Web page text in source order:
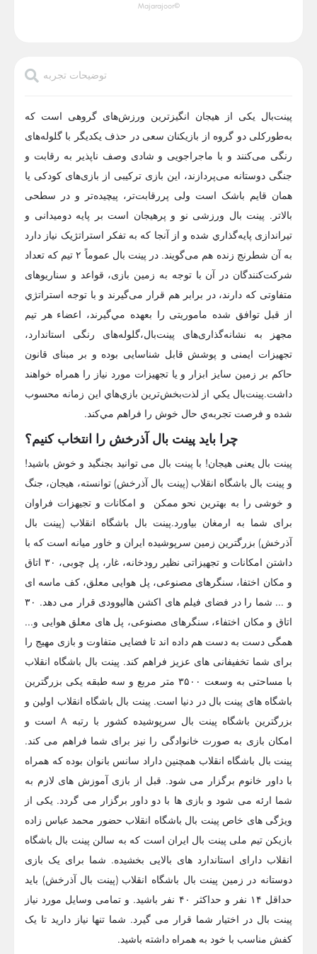
©Majarajoor
توضیحات تجربه
پینت‌بال یکی از هیجان انگیزترین ورزش‌های گروهی است که
به‌طور‌کلی دو گروه از بازیکنان سعی در حذف یکدیگر با گلوله‌های
رنگی می‌کنند و با ماجراجویی و شادی وصف ناپذیر به رقابت و
جنگی دوستانه می‌پردازند، این بازی ترکیبی از بازی‌های کودکی یا
همان قایم باشک است ولی پر‌رقابت‌تر، پیچیده‌تر و در سطحی
بالاتر. پینت بال ورزشی نو و پرهیجان است بر پایه دومیدانی و
تیراندازی پايه‌گذاري شده و از آنجا که به تفکر استراتژیک نیاز دارد
به آن شطرنج زنده هم می‌گویند. در پینت بال عموماً ٢ تیم که تعداد
شرکت‌کنندگان در آن با توجه به زمین بازی، قواعد و سناریو‌های
متفاوتی كه دارند، در برابر هم قرار می‌گیرند و با توجه استراتژي
از قبل توافق شده ماموریتی را بعهده مي‌گيرند، اعضاء هر تیم
مجهز به نشانه‌گذاری‌های پینت‌بال،گلوله‌های رنگی استاندارد،
تجهیزات ایمنی و پوشش قابل شناسایی بوده و بر مبنای قانون
حاکم بر زمین سایز ابزار و یا تجهیزات مورد نیاز را همراه خواهند
داشت.پينت‌بال يكي از لذت‌بخش‌ترين بازي‌هاي اين زمانه محسوب
شده و فرصت تجربه‌ي حال خوش را فراهم مي‌كند.
چرا باید پینت بال آذرخش را انتخاب کنیم؟
پینت بال یعنی هیجان! با پینت بال می توانید بجنگید و خوش باشید!
و پینت بال باشگاه انقلاب (پینت بال آذرخش) توانسته، هیجان، جنگ
و خوشی را به بهترین نحو ممکن و امکانات و تجیهزات فراوان
برای شما به ارمغان بیاورد.پینت بال باشگاه انقلاب (پینت بال
آذرخش) بزرگترین زمین سرپوشیده ایران و خاور میانه است که با
داشتن امکانات و تجهیزاتی نظیر رودخانه، غار، پل چوبی، ۳۰ اتاق
و مکان اختفا، سنگرهای مصنوعی، پل هوایی معلق، کف ماسه ای
و ... شما را در فضای فیلم های اکشن هالیوودی قرار می دهد. ۳۰
اتاق و مکان اختفاء، سنگرهای مصنوعی، پل های معلق هوایی و...
همگی دست به دست هم داده اند تا فضایی متفاوت و بازی مهیج را
برای شما تخفیفانی های عزیز فراهم کند. پینت بال باشگاه انقلاب
با مساحتی به وسعت ۳۵۰۰ متر مربع و سه طبقه یکی بزرگترین
باشگاه های پینت بال در دنیا است. پینت بال باشگاه انقلاب اولین و
بزرگترین باشگاه پینت بال سرپوشیده کشور با رتبه A است و
امکان بازی به صورت خانوادگی را نیز برای شما فراهم می کند.
پینت بال باشگاه انقلاب همچنین داراد سانس بانوان بوده که همراه
با داور خانوم برگزار می شود. قبل از بازی آموزش های لازم به
شما ارئه می شود و بازی ها با دو داور برگزار می گردد. یکی از
ویژگی های خاص پینت بال باشگاه انقلاب حضور محمد عباس زاده
بازیکن تیم ملی پینت بال ایران است که به سالن پینت بال باشگاه
انقلاب دارای استاندارد های بالایی بخشیده. شما برای یک بازی
دوستانه در زمین پینت بال باشگاه انقلاب (پینت بال آذرخش) باید
حداقل ۱۴ نفر و حداکثر ۴۰ نفر باشید. و تمامی وسایل مورد نیاز
پینت بال در اختیار شما قرار می گیرد. شما تنها نیاز دارید تا یک
کفش مناسب با خود به همراه داشته باشید.